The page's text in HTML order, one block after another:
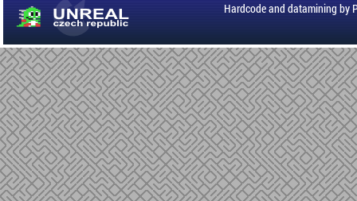
Hardcode and datamining by